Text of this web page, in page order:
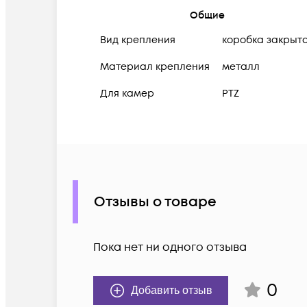
Общие
Вид крепления
коробка
Материал крепления металл
Для камер PTZ
Отзывы о товаре
Пока нет ни одного отзыва
Добавить отзыв 0